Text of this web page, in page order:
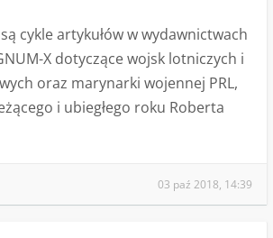
cykle artykułów w wydawnictwach
X dotyczące wojsk lotniczych i
oraz marynarki wojennej PRL,
i ubiegłego roku Roberta
03 paź 2018, 14:39